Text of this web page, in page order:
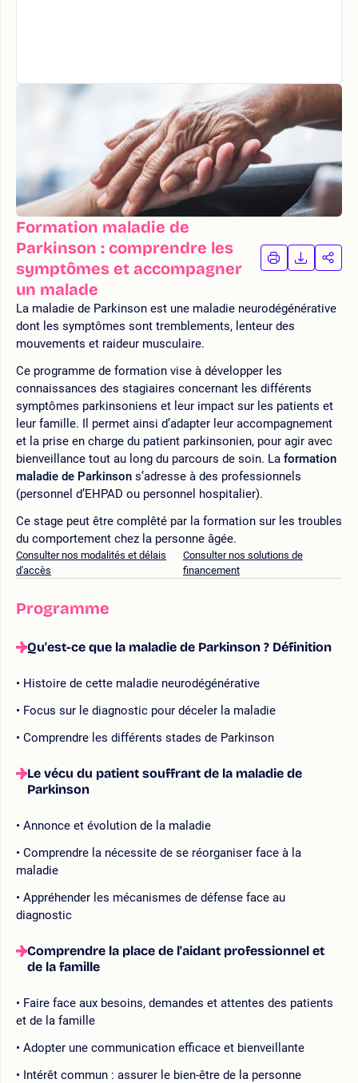
Formation maladie de
Parkinson : comprendre les
symptômes et accompagner
un malade
IMPRIMER
LA
LA
La maladie de Parkinson est une maladie neurodégénérative
dont les symptômes sont tremblements, lenteur des
mouvements et raideur musculaire.
Ce programme de formation vise à développer les
connaissances des stagiaires concernant les différents
symptômes parkinsoniens et leur impact sur les patients et
leur famille. Il permet ainsi d’adapter leur accompagnement
et la prise en charge du patient parkinsonien, pour agir avec
bienveillance tout au long du parcours de soin. La formation
maladie de Parkinson s’adresse à des professionnels
(personnel d’EHPAD ou personnel hospitalier).
Ce stage peut être complêté par la formation sur les troubles
du comportement chez la personne âgée.
Consulter nos modalités et délais
d'accès
Consulter nos solutions de
financement
Programme
Qu'est-ce que la maladie de Parkinson ? Définition
Histoire de cette maladie neurodégénérative
Focus sur le diagnostic pour déceler la maladie
Comprendre les différents stades de Parkinson
Le vécu du patient souffrant de la maladie de
Parkinson
Annonce et évolution de la maladie
Comprendre la nécessite de se réorganiser face à la
maladie
Appréhender les mécanismes de défense face au
diagnostic
Comprendre la place de l'aidant professionnel et
de la famille
Faire face aux besoins, demandes et attentes des patients
et de la famille
Adopter une communication efficace et bienveillante
Intérêt commun : assurer le bien-être de la personne